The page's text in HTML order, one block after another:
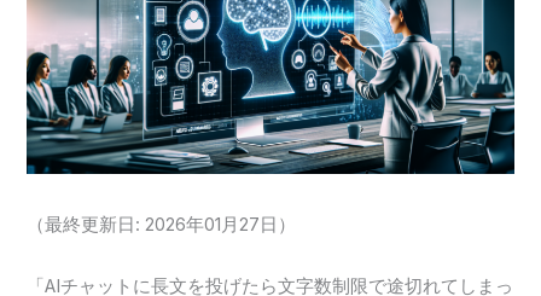
（最終更新日: 2026年01月27日）
「AIチャットに長文を投げたら文字数制限で途切れてしまっ